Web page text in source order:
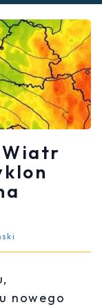
Wiatr
nowego